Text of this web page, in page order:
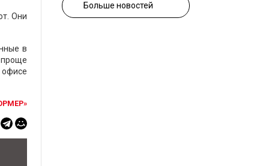
Они
в
офисе
Больше новостей